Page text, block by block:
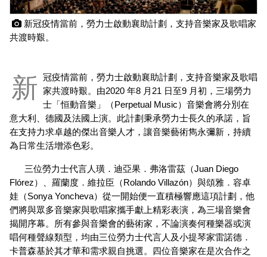
新冠疫情當前，勞力士啟動襄助計劃，支持音樂家及歌唱家
共渡時艱。
新冠疫情當前，勞力士啟動襄助計劃，支持音樂家及歌唱
家共渡時艱。由2020 年8 月21 日至9 月初，三場勞力
士「恒動音樂」（Perpetual Music）音樂會將分別在
意大利、德國及法國上演。此計劃秉承勞力士長久的承諾，旨
在支持力求卓越的傑出音樂人才，讓音樂藝術雋永彌新，持續
為日常生活增添色彩。
三位勞力士代言人璜．迪亞果．弗洛雷茲（Juan Diego
Flórez）、羅蘭度．維拉臣（Rolando Villazón）與頌雅．容卓
娃（Sonya Yoncheva）從一開始便一直積極響應這項計劃，他
們將與眾多音樂家與歌唱家攜手獻上精彩表演，為三場音樂會
揭開序幕。所有參與音樂會的藝術家，不論演奏何種樂器或演
唱何種聲線類型，均由三位勞力士代言人及小提琴家雷諾德．
卡普森基於其才華和需求親自挑選。四位音樂家在是次合作之